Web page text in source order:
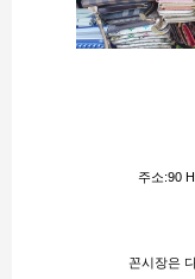
주소:90
꼰시장은